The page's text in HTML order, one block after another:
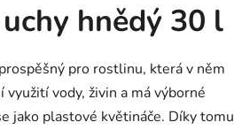
hnědý 30 l
pro rostlinu, která v něm
vody, živin a má výborné
jako plastové květináče. Díky tomu